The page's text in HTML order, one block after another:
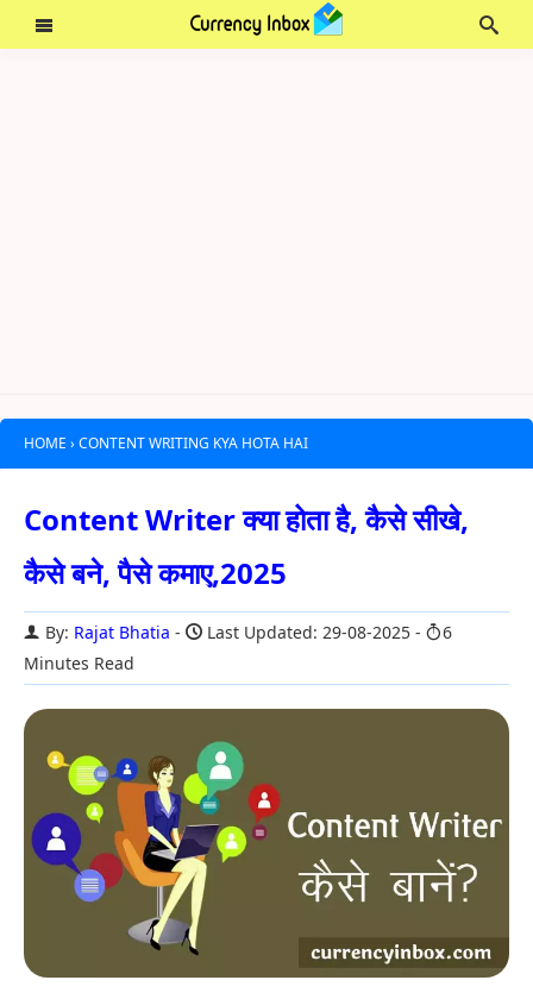
HOME › CONTENT WRITING KYA HOTA HAI
Content Writer क्या होता है, कैसे सीखे,
कैसे बने, पैसे कमाए,2025
By: Rajat Bhatia Last Updated: 29-08-2025
6
Minutes Read